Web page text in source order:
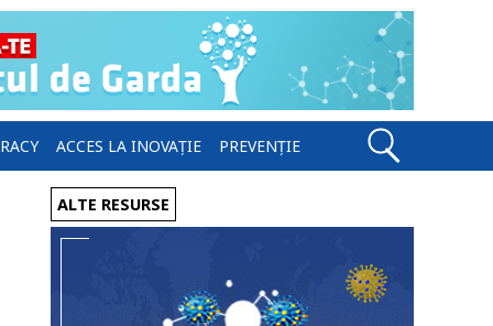
ACCES LA INOVAȚIE PREVENȚIE
ALTE RESURSE